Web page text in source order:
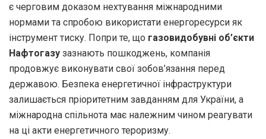
є черговим доказом нехтування міжнародними
нормами та спробою використати енергоресурси як
інструмент тиску. Попри те, що газовидобувні об’єкти
Нафтогазу зазнають пошкоджень, компанія
продовжує виконувати свої зобов’язання перед
державою. Безпека енергетичної інфраструктури
залишається пріоритетним завданням для України, а
міжнародна спільнота має належним чином реагувати
на ці акти енергетичного тероризму.